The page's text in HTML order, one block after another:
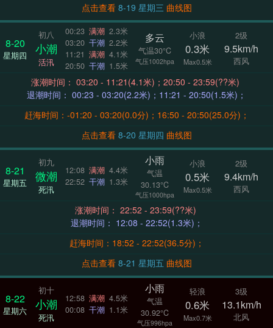
点击查看
8-19 星期三 曲线图
8-20
星期四
初八
小潮
活汛
00:23 满潮 2.3米
03:20 干潮 2.2米
11:21 满潮 4.1米
20:50 干潮 1.5米
多云
气温30°C
气压1002hpa
小浪
0.3米
Max0.5米
2级
9.5km/h
西风
涨潮时间： 03:20 - 11:21(4.1米)；20:50 - 23:59(??米)
退潮时间： 00:23 - 03:20(2.2米)；11:21 - 20:50(1.5米)；
赶海时间：-01:20 - 03:20(0.0分)；16:50 - 20:50(25.0分)；
点击查看
8-20 星期四 曲线图
8-21
星期五
初九
微潮
死汛
12:08 满潮 4.4米
22:52 干潮 1.3米
小雨
气温
30.13°C
气压1000hpa
小浪
0.5米
Max0.5米
2级
9.4km/h
西风
涨潮时间： 22:52 - 23:59(??米)
退潮时间： 12:08 - 22:52(1.3米)；
赶海时间：18:52 - 22:52(36.5分)；
点击查看
8-21 星期五 曲线图
8-22
星期六
初十
小潮
死汛
12:58 满潮 4.5米
00:08 干潮 1.1米
小雨
气温
30.92°C
气压996hpa
轻浪
0.6米
Max0.7米
3级
13.1km/h
北风